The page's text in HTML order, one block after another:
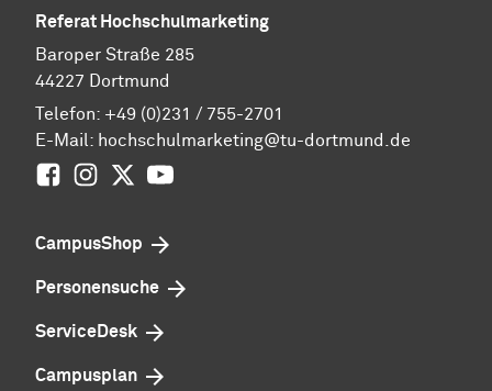
Referat Hochschulmarketing
Baroper Straße 285
44227 Dortmund
Telefon: +49 (0)231 / 755-2701
E-Mail: hochschulmarketing@tu-dortmund.de
FacebookInstagram
TwitterYoutube
CampusShop
Personensuche
ServiceDesk
Campusplan